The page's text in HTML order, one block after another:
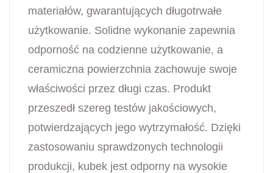
materiałów, gwarantujących długotrwałe
użytkowanie. Solidne wykonanie zapewnia
odporność na codzienne użytkowanie, a
ceramiczna powierzchnia zachowuje swoje
właściwości przez długi czas. Produkt
przeszedł szereg testów jakościowych,
potwierdzających jego wytrzymałość. Dzięki
zastosowaniu sprawdzonych technologii
produkcji, kubek jest odporny na wysokie